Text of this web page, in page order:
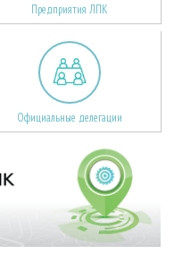
Предприятия ЛПК
Официальные делегации